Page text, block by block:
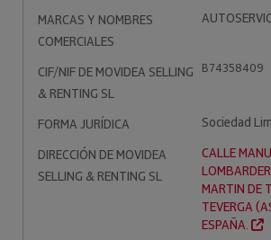
MARCAS Y NOMBRES
COMERCIALES
CIF/NIF DE MOVIDEA SELLING
& RENTING SL
B74358409
FORMA JURÍDICA
Sociedad
DIRECCIÓN DE MOVIDEA
SELLING & RENTING SL
CALLE
MARTIN DE
TEVERGA
ESPAÑA.